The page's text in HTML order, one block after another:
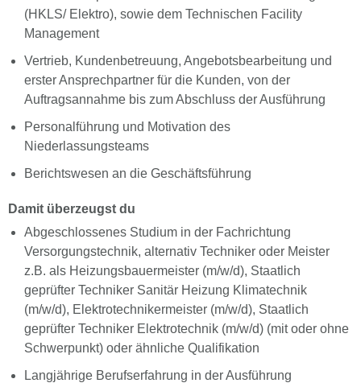
(HKLS/ Elektro), sowie dem Technischen Facility
Management
Vertrieb, Kundenbetreuung, Angebotsbearbeitung und
erster Ansprechpartner für die Kunden, von der
Auftragsannahme bis zum Abschluss der Ausführung
Personalführung und Motivation des
Niederlassungsteams
Berichtswesen an die Geschäftsführung
Damit überzeugst du
Abgeschlossenes Studium in der Fachrichtung
Versorgungstechnik, alternativ Techniker oder Meister
z.B. als Heizungsbauermeister (m/w/d), Staatlich
geprüfter Techniker Sanitär Heizung Klimatechnik
(m/w/d), Elektrotechnikermeister (m/w/d), Staatlich
geprüfter Techniker Elektrotechnik (m/w/d) (mit oder ohne
Schwerpunkt) oder ähnliche Qualifikation
Langjährige Berufserfahrung in der Ausführung